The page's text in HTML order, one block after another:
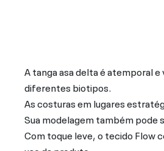
A tanga asa delta é atemporal
diferentes biotipos.
As costuras em lugares
Sua modelagem também pode
Com toque leve, o tecido Flow